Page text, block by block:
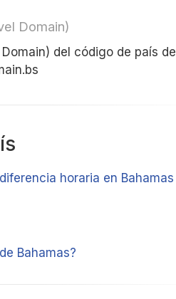
Domain)
del código de país de
horaria en Bahamas
Bahamas?